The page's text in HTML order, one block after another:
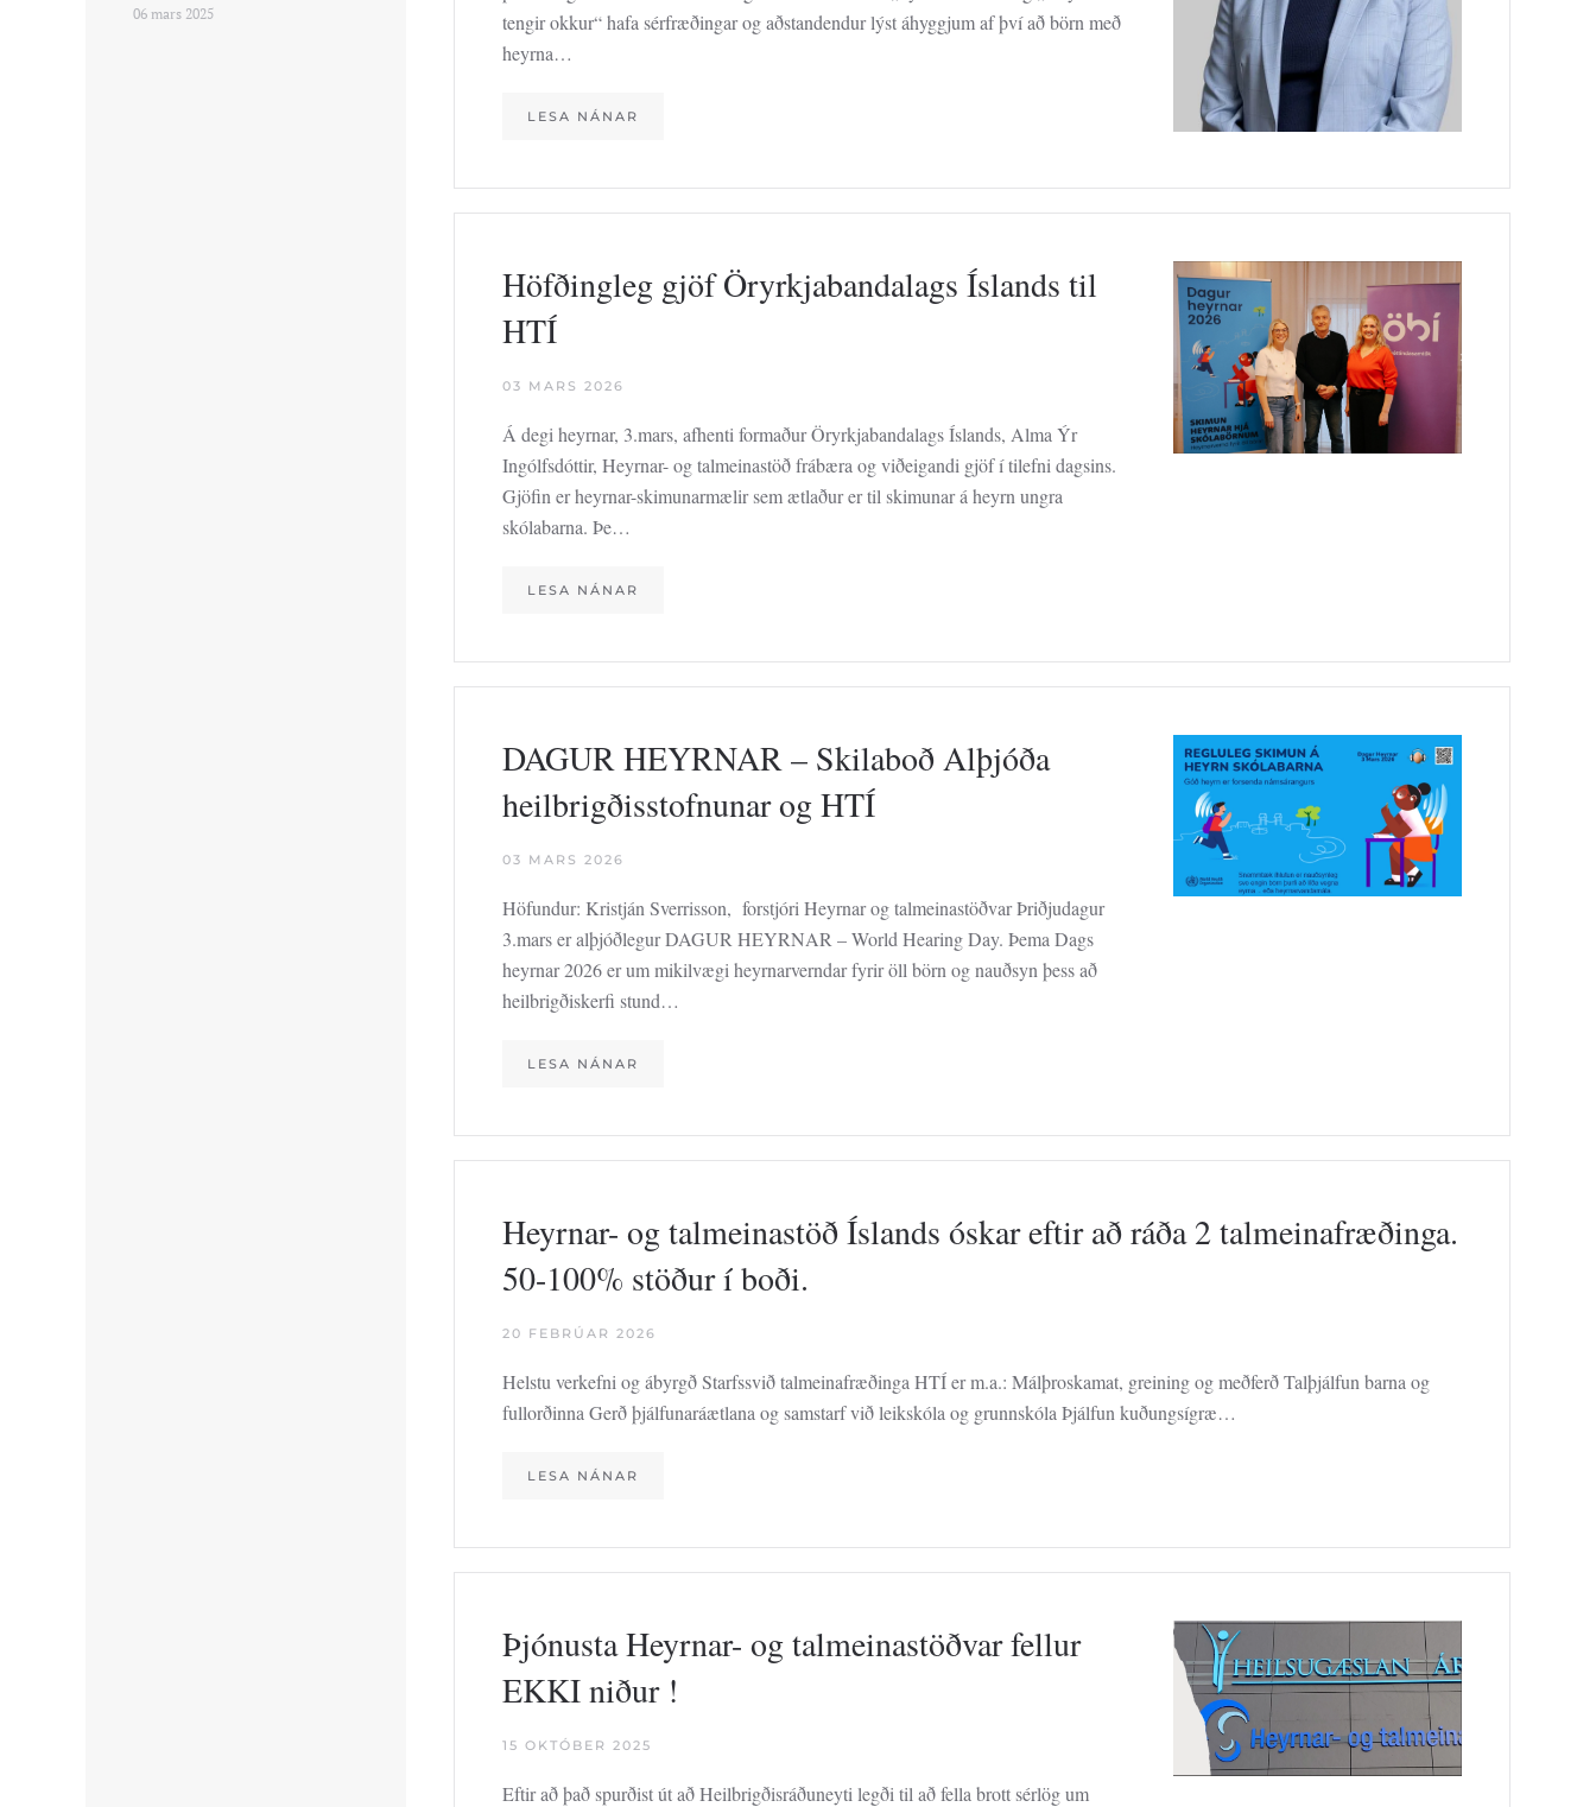
06 mars 2025
tengir okkur“ hafa sérfræðingar og aðstandendur lýst áhyggjum af því að börn með
heyrna…
LESA NÁNAR
Höfðingleg gjöf Öryrkjabandalags Íslands til
HTÍ
03 MARS 2026
Á degi heyrnar, 3.mars, afhenti formaður Öryrkjabandalags Íslands, Alma Ýr
Ingólfsdóttir, Heyrnar- og talmeinastöð frábæra og viðeigandi gjöf í tilefni dagsins.
Gjöfin er heyrnar-skimunarmælir sem ætlaður er til skimunar á heyrn ungra
skólabarna. Þe…
LESA NÁNAR
DAGUR HEYRNAR – Skilaboð Alþjóða
heilbrigðisstofnunar og HTÍ
03 MARS 2026
Höfundur: Kristján Sverrisson, forstjóri Heyrnar og talmeinastöðvar Þriðjudagur
3.mars er alþjóðlegur DAGUR HEYRNAR – World Hearing Day. Þema Dags
heyrnar 2026 er um mikilvægi heyrnarverndar fyrir öll börn og nauðsyn þess að
heilbrigðiskerfi stund…
LESA NÁNAR
Heyrnar- og talmeinastöð Íslands óskar eftir að ráða 2 talmeinafræðinga.
50-100% stöður í boði.
20 FEBRÚAR 2026
Helstu verkefni og ábyrgð Starfssvið talmeinafræðinga HTÍ er m.a.: Málþroskamat, greining og meðferð Talþjálfun barna og
fullorðinna Gerð þjálfunaráætlana og samstarf við leikskóla og grunnskóla Þjálfun kuðungsígræ…
LESA NÁNAR
Þjónusta Heyrnar- og talmeinastöðvar fellur
EKKI niður !
15 OKTÓBER 2025
Eftir að það spurðist út að Heilbrigðisráðuneyti legði til að fella brott sérlög um